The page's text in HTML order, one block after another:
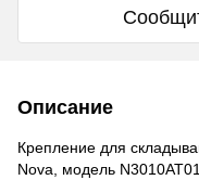
Описание
Крепление для
Nova, модель